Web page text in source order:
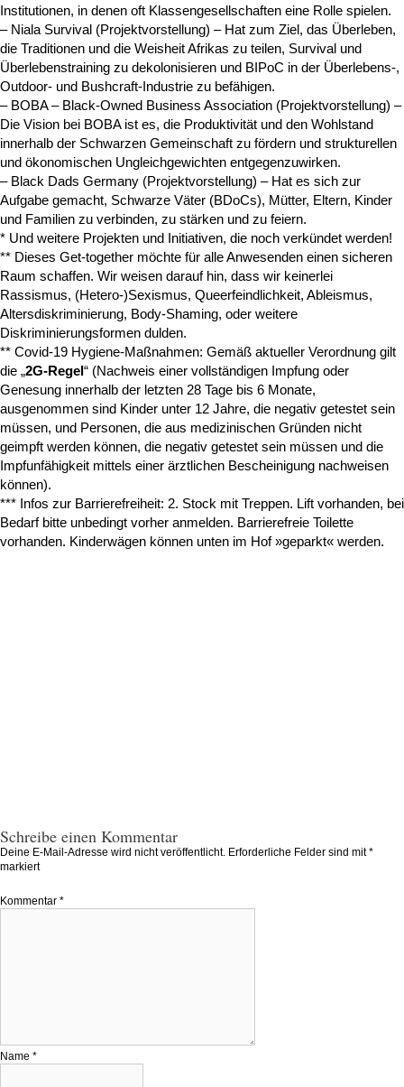
Institutionen, in denen oft Klassengesellschaften eine Rolle spielen.
– Niala Survival (Projektvorstellung) – Hat zum Ziel, das Überleben,
die Traditionen und die Weisheit Afrikas zu teilen, Survival und
Überlebenstraining zu dekolonisieren und BIPoC in der Überlebens-,
Outdoor- und Bushcraft-Industrie zu befähigen.
– BOBA – Black-Owned Business Association (Projektvorstellung) –
Die Vision bei BOBA ist es, die Produktivität und den Wohlstand
innerhalb der Schwarzen Gemeinschaft zu fördern und strukturellen
und ökonomischen Ungleichgewichten entgegenzuwirken.
– Black Dads Germany (Projektvorstellung) – Hat es sich zur
Aufgabe gemacht, Schwarze Väter (BDoCs), Mütter, Eltern, Kinder
und Familien zu verbinden, zu stärken und zu feiern.
* Und weitere Projekten und Initiativen, die noch verkündet werden!
** Dieses Get-together möchte für alle Anwesenden einen sicheren
Raum schaffen. Wir weisen darauf hin, dass wir keinerlei
Rassismus, (Hetero-)Sexismus, Queerfeindlichkeit, Ableismus,
Altersdiskriminierung, Body-Shaming, oder weitere
Diskriminierungsformen dulden.
** Covid-19 Hygiene-Maßnahmen: Gemäß aktueller Verordnung gilt
die „2G-Regel“ (Nachweis einer vollständigen Impfung oder
Genesung innerhalb der letzten 28 Tage bis 6 Monate,
ausgenommen sind Kinder unter 12 Jahre, die negativ getestet sein
müssen, und Personen, die aus medizinischen Gründen nicht
geimpft werden können, die negativ getestet sein müssen und die
Impfunfähigkeit mittels einer ärztlichen Bescheinigung nachweisen
können).
*** Infos zur Barrierefreiheit: 2. Stock mit Treppen. Lift vorhanden, bei
Bedarf bitte unbedingt vorher anmelden. Barrierefreie Toilette
vorhanden. Kinderwägen können unten im Hof »geparkt« werden.
Schreibe einen Kommentar
Deine E-Mail-Adresse wird nicht veröffentlicht. Erforderliche Felder sind mit*
markiert
Kommentar *
Name *